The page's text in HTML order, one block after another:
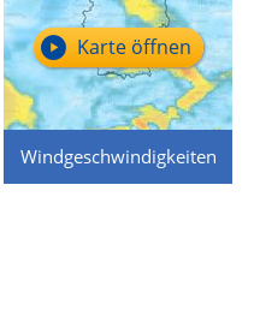
Windgeschwindigkeiten
Karte öffnen